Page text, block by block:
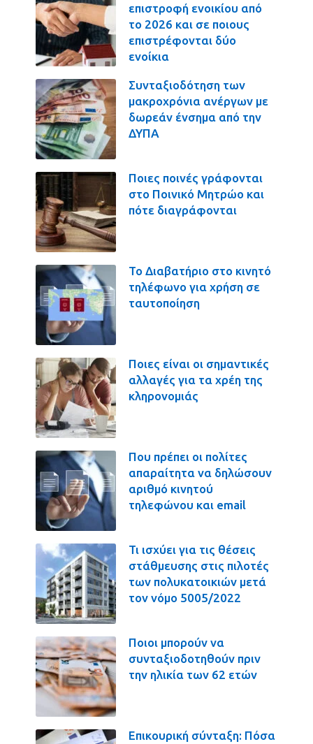
επιστροφή ενοικίου από
το 2026 και σε ποιους
επιστρέφονται δύο
ενοίκια
Συνταξιοδότηση των
μακροχρόνια ανέργων με
δωρεάν ένσημα από την
ΔΥΠΑ
Ποιες ποινές γράφονται
στο Ποινικό Μητρώο και
πότε διαγράφονται
Το Διαβατήριο στο κινητό
τηλέφωνο για χρήση σε
ταυτοποίηση
Ποιες είναι οι σημαντικές
αλλαγές για τα χρέη της
κληρονομιάς
Που πρέπει οι πολίτες
απαραίτητα να δηλώσουν
αριθμό κινητού
τηλεφώνου και email
Τι ισχύει για τις θέσεις
στάθμευσης στις πιλοτές
των πολυκατοικιών μετά
τον νόμο 5005/2022
Ποιοι μπορούν να
συνταξιοδοτηθούν πριν
την ηλικία των 62 ετών
Επικουρική σύνταξη: Πόσα